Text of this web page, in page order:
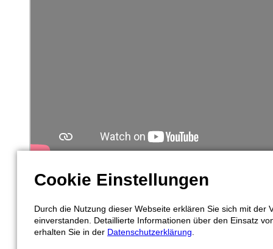
Cookie Einstellungen
Durch die Nutzung dieser Webseite erklären Sie sich mit der
einverstanden. Detaillierte Informationen über den Einsatz
erhalten Sie in der Datenschutzerklärung